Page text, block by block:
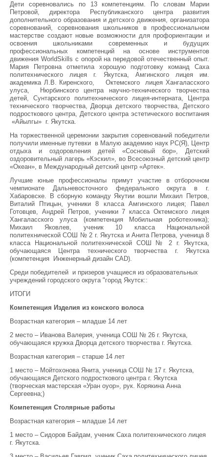
Дети соревновались по 13 компетенциям. По словам Марии
Петровой, директора Республиканского центра развития
дополнительного образования и детского движения, организатора
соревнований, соревнования школьников в профессиональном
мастерстве создают новые возможности для профориентации и
освоения школьниками современных и будущих
профессиональных компетенций на основе инструментов
движения WorldSkills с опорой на передовой отечественный опыт.
Мария Петровна отметила хорошую подготовку команд Саха
политехнического лицея г. Якутска, Амгинского лицея им.
академика Л.В. Киренского, Октемского лицея Хангаласского
улуса, Нюрбинского центра научно-технического творчества
детей, Сунтарского политехнического лицея-интерната, Центра
технического творчества, Дворца детского творчества, Детского
подросткового центра, Детского центра эстетического воспитания
«Айылгы» г. Якутска.
На торжественной церемонии закрытия соревнований победители
получили именные путевки в Малую академию наук РС(Я), Центр
отдыха и оздоровления детей «Сосновый бор», Детский
оздоровительный лагерь «Кэскил», во Всесоюзный детский центр
«Океан», в Международный детский центр «Артек».
Лучшие юные профессионалы примут участие в отборочном
чемпионате Дальневосточного федерального округа в г.
Хабаровске. В сборную команду Якутии вошли Михаил Петров,
Виталий Птицын, ученики 8 класса Амгинского лицея; Павел
Готовцев, Андрей Петров, ученики 7 класса Октемского лицея
Хангаласского улуса (компетенция Мобильная роботехника);
Михаил Яковлев, ученик 10 класса Национальной
политехнической СОШ № 2 г. Якутска и Анита Петрова, ученица 8
класса Национальной политехнической СОШ № 2 г. Якутска,
обучающаяся Центра технического творчества г. Якутска
(компетенция Инженерный дизайн CAD).
Среди победителей и призеров учащиеся из образовательных
учреждений городского округа "город Якутск::
ИТОГИ
Компетенция Изделия из конского волоса
Возрастная категория – младше 14 лет
2 место – Иванова Валерия, ученица СОШ № 26 г. Якутска,
обучающаяся кружка Дворца детского творчества г. Якутска.
Возрастная категория – старше 14 лет
1 место – Мойтохонова Янита, ученица СОШ № 17 г. Якутска,
обучающаяся Детского подросткового центра г. Якутска
(творческая мастерская «Уран оуор», рук. Корякина Анна
Сергеевна;)
Компетенция Столярные работы
Возрастная категория – младше 14 лет
1 место – Сидоров Байдам, ученик Саха политехнического лицея
г. Якутска.